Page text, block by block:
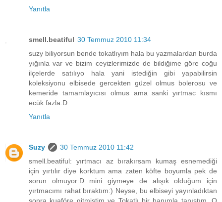
Yanıtla
smell.beatiful 30 Temmuz 2010 11:34
suzy biliyorsun bende tokatlıyım hala bu yazmalardan burda
yığınla var ve bizim ceyizlerimizde de bildiğime göre coğu
ilçelerde satılıyo hala yani istediğin gibi yapabilirsin
koleksiyonu elbisede gercekten güzel olmus bolerosu ve
kemeride tamamlayıcısı olmus ama sanki yırtmac kısmı
ecük fazla:D
Yanıtla
Suzy
30 Temmuz 2010 11:42
smell.beatiful: yırtmacı az bırakırsam kumaş esnemediği
için yırtılır diye korktum ama zaten köfte boyumla pek de
sorun olmuyor:D mini giymeye de alışık olduğum için
yırtmacımı rahat bıraktım:) Neyse, bu elbiseyi yayınladıktan